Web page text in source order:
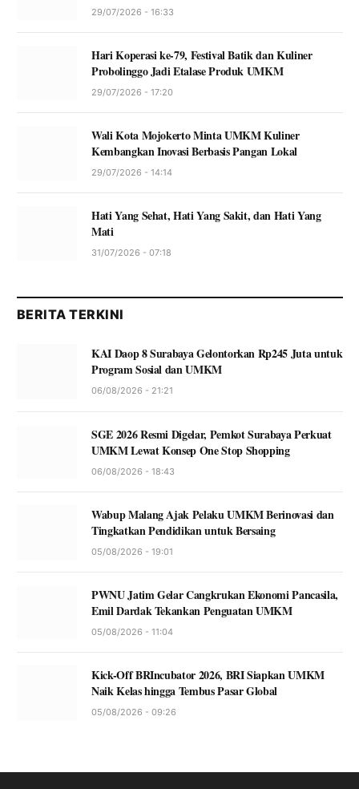
29/07/2026 - 16:33
Hari Koperasi ke-79, Festival Batik dan Kuliner
Probolinggo Jadi Etalase Produk UMKM
29/07/2026 - 17:20
Wali Kota Mojokerto Minta UMKM Kuliner
Kembangkan Inovasi Berbasis Pangan Lokal
29/07/2026 - 14:14
Hati Yang Sehat, Hati Yang Sakit, dan Hati Yang
Mati
31/07/2026 - 07:18
BERITA TERKINI
KAI Daop 8 Surabaya Gelontorkan Rp245 Juta untuk
Program Sosial dan UMKM
06/08/2026 - 21:21
SGE 2026 Resmi Digelar, Pemkot Surabaya Perkuat
UMKM Lewat Konsep One Stop Shopping
06/08/2026 - 18:43
Wabup Malang Ajak Pelaku UMKM Berinovasi dan
Tingkatkan Pendidikan untuk Bersaing
05/08/2026 - 19:01
PWNU Jatim Gelar Cangkrukan Ekonomi Pancasila,
Emil Dardak Tekankan Penguatan UMKM
05/08/2026 - 11:04
Kick-Off BRIncubator 2026, BRI Siapkan UMKM
Naik Kelas hingga Tembus Pasar Global
05/08/2026 - 09:26